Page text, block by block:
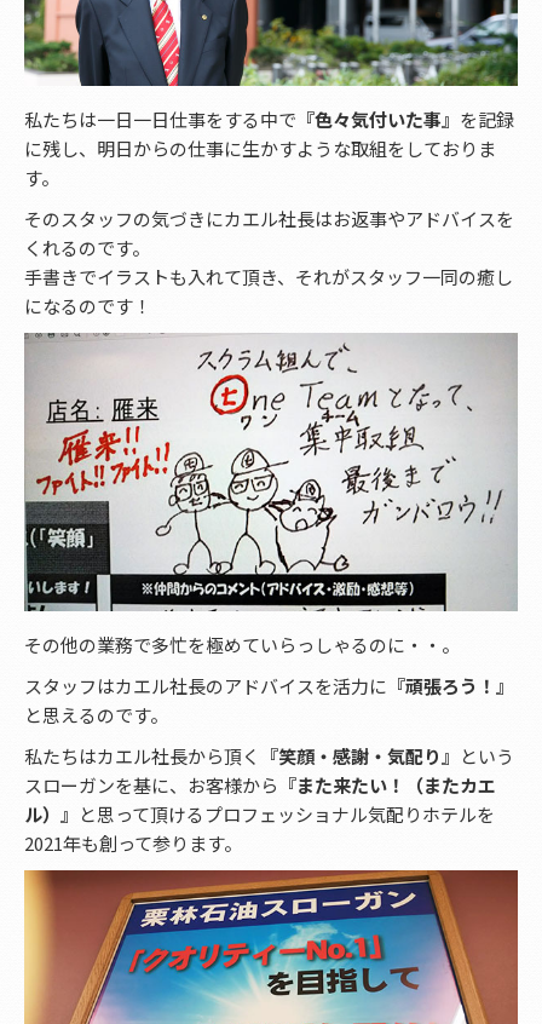
私たちは一日一日仕事をする中で 『色々気付いた事』 を記録
に残し、明日からの仕事に生かすような取組をしておりま
す。
そのスタッフの気づきにカエル社長はお返事やアドバイスを
くれるのです。
手書きでイラストも入れて頂き、それがスタッフ一同の癒し
になるのです！
その他の業務で多忙を極めていらっしゃるのに・・。
スタッフはカエル社長のアドバイスを活力に 『頑張ろう！』
と思えるのです。
私たちはカエル社長から頂く
『笑顔・感謝・気配り』 という
スローガンを基に、お客様から 『また来たい！（またカエ
ル）』 と思って頂けるプロフェッショナル気配りホテルを
2021年も創って参ります。